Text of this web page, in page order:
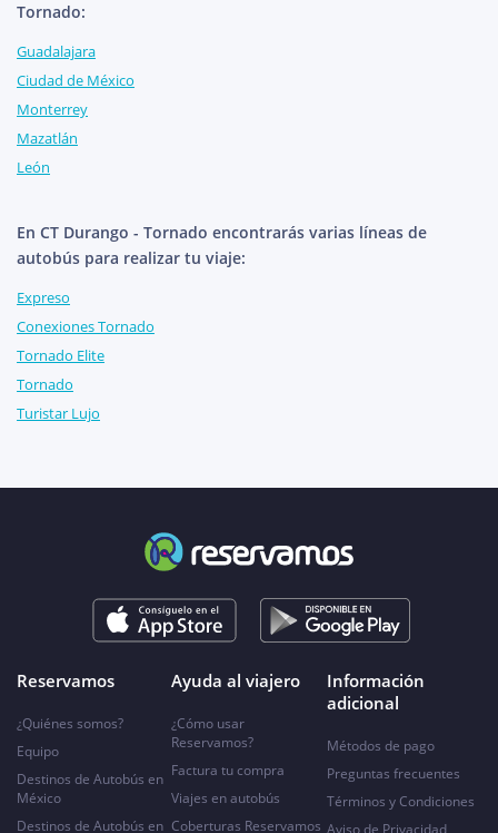
Tornado:
Guadalajara
Ciudad de México
Monterrey
Mazatlán
León
En CT Durango - Tornado encontrarás varias líneas de
autobús para realizar tu viaje:
Expreso
Conexiones Tornado
Tornado Elite
Tornado
Turistar Lujo
Reservamos
¿Quiénes somos?
Equipo
Destinos de Autobús en
México
Destinos de Autobús en
Ayuda al viajero
¿Cómo usar
Reservamos?
Factura tu compra
Viajes en autobús
Coberturas Reservamos
Información
adicional
Métodos de pago
Preguntas frecuentes
Términos y Condiciones